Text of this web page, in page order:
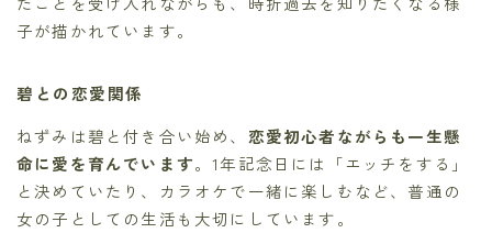
子が描かれています。
碧との恋愛関係
ねずみは碧と付き合い始め、 恋愛初心者ながらも一生懸
命に愛を育んでいます。1年記念日には「エッチをする」
と決めていたり、カラオケで一緒に楽しむなど、普通の
女の子としての生活も大切にしています。